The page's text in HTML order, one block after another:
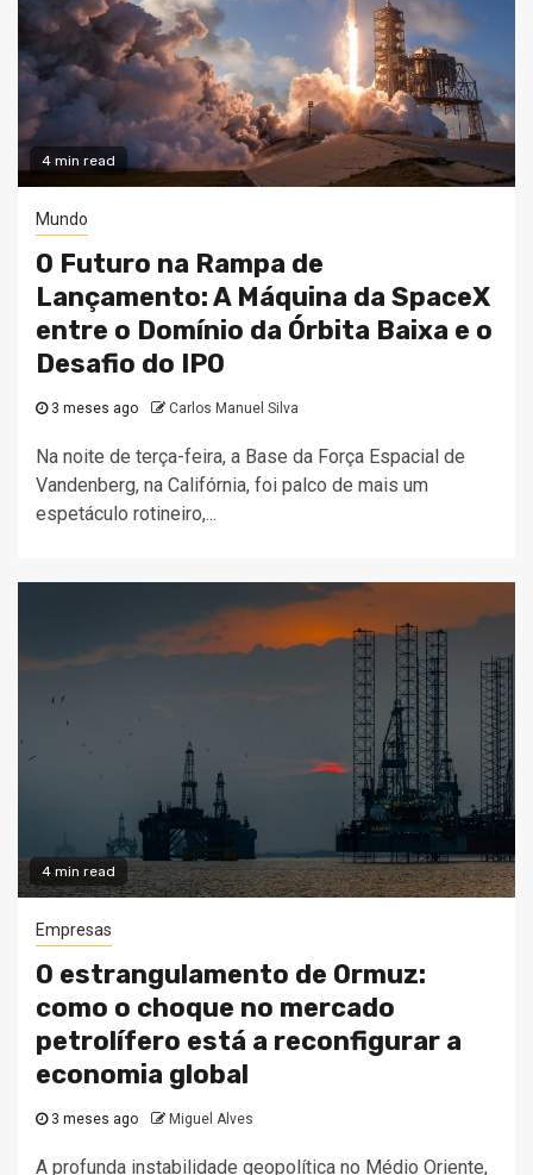
4 min read
Mundo
O Futuro na Rampa de
Lançamento: A Máquina da SpaceX
entre o Domínio da Órbita Baixa e o
Desafio do IPO
3 meses ago Carlos Manuel Silva
Na noite de terça-feira, a Base da Força Espacial de
Vandenberg, na Califórnia, foi palco de mais um
espetáculo rotineiro,...
4 min read
Empresas
O estrangulamento de Ormuz:
como o choque no mercado
petrolífero está a reconfigurar a
economia global
3 meses ago Miguel Alves
A profunda instabilidade geopolítica no Médio Oriente,